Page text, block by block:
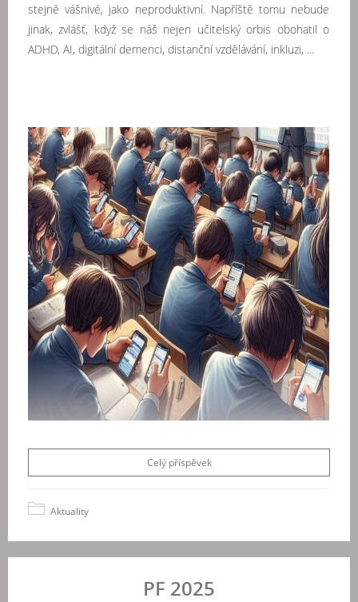
stejně vášnivé, jako neproduktivní. Napříště tomu nebude
jinak, zvlášť, když se náš nejen učitelský orbis obohatil o
ADHD, AI, digitální demenci, distanční vzdělávání, inkluzi, ...
Celý příspěvek
Aktuality
PF 2025